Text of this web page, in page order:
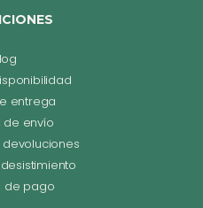
entrega
de envío
de pago